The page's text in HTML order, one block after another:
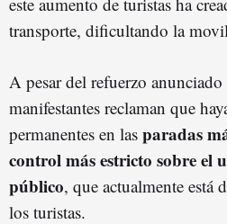
transporte, dificultando la
A pesar del refuerzo
manifestantes reclaman que
permanentes en las paradas
control más estricto sobre el
público, que actualmente
los turistas.